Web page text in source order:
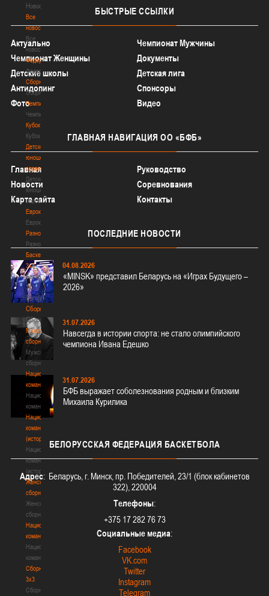
Новости
Все
новости
Все
новости
Федерация
Федерация
Сборные
Сборные
Чемпионат
Чемпионат
Кубок
Кубок
Детско-
юношеские
соревнования
Детско-
юношеские
соревнования
Еврокубки
Еврокубки
Разное
Разное
Баскетбол
3х3
Баскетбол
3х3
Лого[modid=121]
Сборные
Сборные
Мужские
сборные
Мужские
сборные
Национальная
команда
Национальная
команда
Национальная
команда
(история)
Национальная
команда
(история)
Женские
сборные
Женские
сборные
Национальная
команда
Национальная
команда
Сборные
3х3
Сборные
БЫСТРЫЕ ССЫЛКИ
Актуально
Чемпионат Мужчины
Чемпионат Женщины
Документы
Детские школы
Детская лига
Антидопинг
Спонсоры
Фото
Видео
ГЛАВНАЯ НАВИГАЦИЯ ОО «БФБ»
Главная
Руководство
Новости
Соревнования
Карта сайта
Контакты
ПОСЛЕДНИЕ НОВОСТИ
04.08.2026
«MINSK» представил Беларусь на «Играх Будущего –
2026»
31.07.2026
Навсегда в истории спорта: не стало олимпийского
чемпиона Ивана Едешко
31.07.2026
БФБ выражает соболезнования родным и близким
Михаила Курилика
БЕЛОРУССКАЯ ФЕДЕРАЦИЯ БАСКЕТБОЛА
Адрес: Беларусь, г. Минск, пр. Победителей, 23/1 (блок кабинетов
322), 220004
Телефоны:
+375 17 282 76 73
Социальные медиа:
Facebook
VK.com
Twitter
Instagram
Telegram